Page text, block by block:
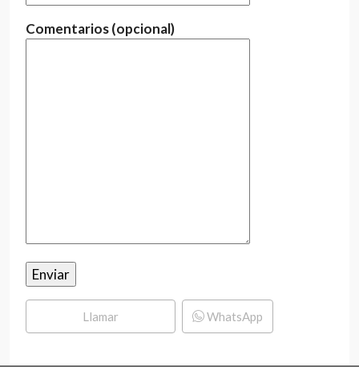
Comentarios (opcional)
Llamar WhatsApp